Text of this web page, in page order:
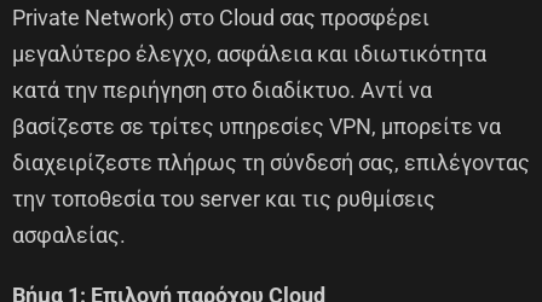
Private Network) στο Cloud σας προσφέρει
μεγαλύτερο έλεγχο, ασφάλεια και ιδιωτικότητα
κατά την περιήγηση στο διαδίκτυο. Αντί να
βασίζεστε σε τρίτες υπηρεσίες VPN, μπορείτε να
διαχειρίζεστε πλήρως τη σύνδεσή σας, επιλέγοντας
την τοποθεσία του server και τις ρυθμίσεις
ασφαλείας.
Βήμα 1: Επιλογή παρόχου Cloud